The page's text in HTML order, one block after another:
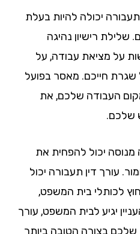
יכולה להיות בעלת
רישיון נהיגה
מציאת עבודה, על
חייכם. מאסר בפועל
שלכם, את
יכול להפחית את
דין תעבורה יכול
בית המשפט,
לבית המשפט, עורך
בצורה הטובה ביותר